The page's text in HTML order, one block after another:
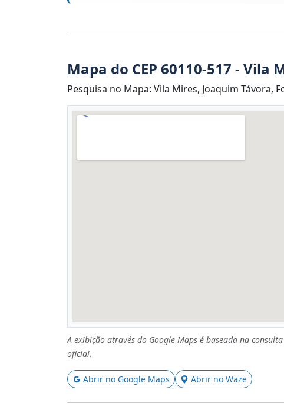
Mapa do CEP 60110-517 - Vila
Pesquisa no Mapa: Vila Mires, Joaquim Távora,
A exibição através do Google Maps é baseada na
oficial.
Abrir no Google Maps Abrir no Waze